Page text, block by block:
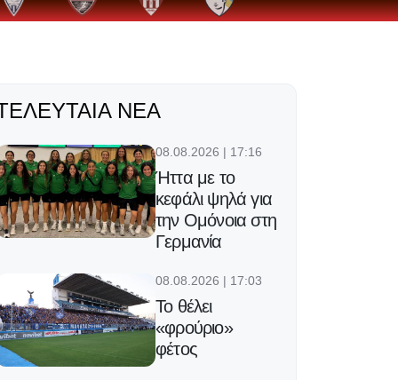
ΝΈΑ
08.08.2026 | 17:16
Ήττα με το
κεφάλι ψηλά για
την Ομόνοια στη
Γερμανία
08.08.2026 | 17:03
Το θέλει
«φρούριο»
φέτος